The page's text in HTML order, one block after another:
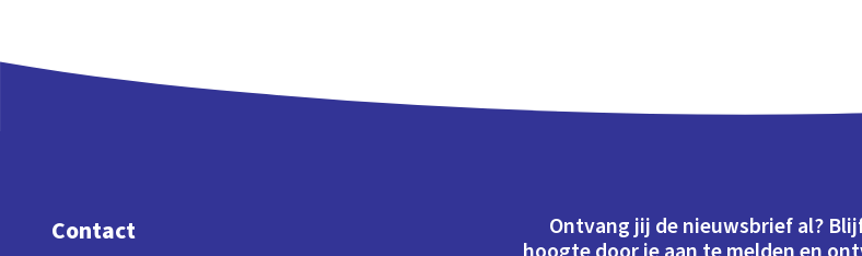
Contact
Ontvang jij de nieuwsbrief al?